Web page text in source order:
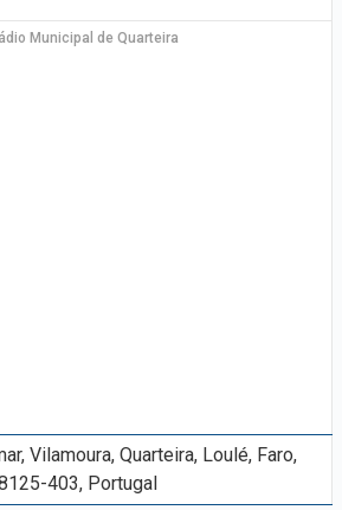
Municipal de Quarteira
Vilamoura, Quarteira, Loulé, Faro,
403, Portugal